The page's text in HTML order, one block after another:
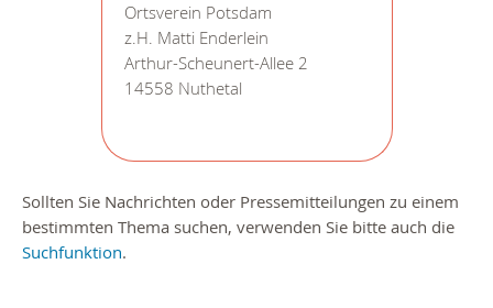
Ortsverein Potsdam
z.H. Matti Enderlein
Arthur-Scheunert-Allee 2
14558 Nuthetal
Sollten Sie Nachrichten oder Pressemitteilungen zu einem
bestimmten Thema suchen, verwenden Sie bitte auch die
Suchfunktion.